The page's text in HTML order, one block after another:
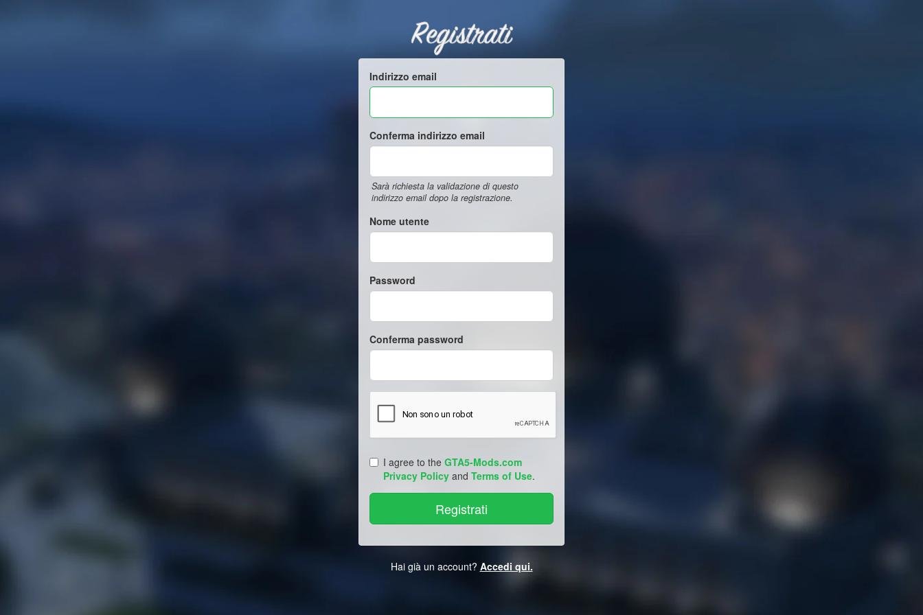
Registrati
Indirizzo email
Conferma indirizzo email
Sarà richiesta la validazione di questo
indirizzo email dopo la registrazione.
Nome utente
Password
Conferma password
I agree to the GTA5-Mods.com
Privacy Policy and Terms of Use.
Hai già un account? Accedi qui.